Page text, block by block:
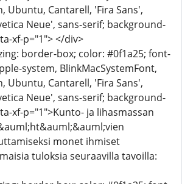
Ubuntu, Cantarell, 'Fira Sans',
Neue', sans-serif; background-
xf-p="1"> </div>
border-box; color: #0f1a25; font-
system, BlinkMacSystemFont,
Ubuntu, Cantarell, 'Fira Sans',
Neue', sans-serif; background-
xf-p="1">Kunto- ja lihasmassan
monet ihmiset
tuloksia seuraavilla tavoilla: